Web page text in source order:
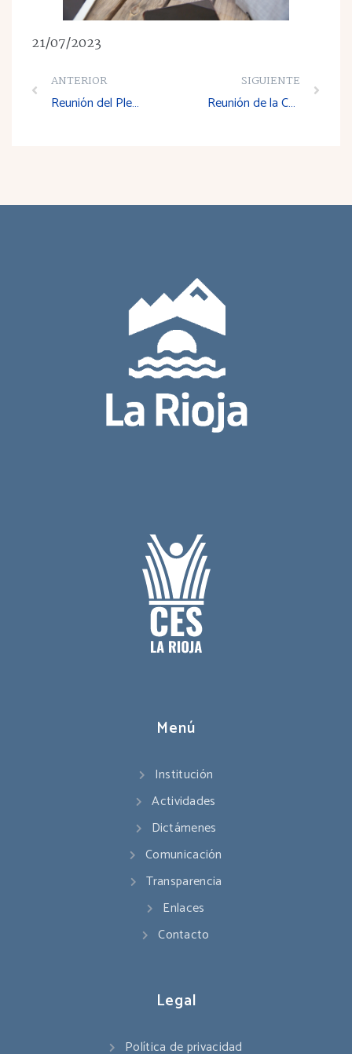
21/07/2023
ANTERIOR
Reunión del Pleno del Consejo Económico y Social de La Rioja
SIGUIENTE
Reunión de la Comisión de Trabajo de Promoción, Economía, Desarrollo Regional, Agricultura, Infraestructura, Transporte y Medio Ambiente
Menú
Institución
Actividades
Dictámenes
Comunicación
Transparencia
Enlaces
Contacto
Legal
Política de privacidad